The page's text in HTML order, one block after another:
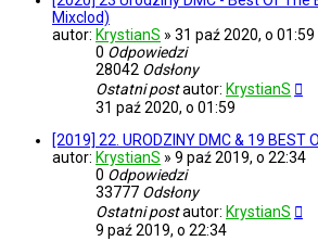
Mixclod)
autor: KrystianS » 31 paź 2020, o 01:59
0 Odpowiedzi
28042 Odsłony
Ostatni postautor: KrystianS
31 paź 2020, o 01:59
[2019] 22. URODZINY DMC & 19 BEST
autor: KrystianS » 9 paź 2019, o 22:34
0 Odpowiedzi
33777 Odsłony
Ostatni postautor: KrystianS
9 paź 2019, o 22:34